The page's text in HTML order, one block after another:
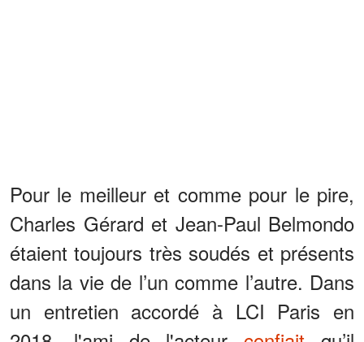
Pour le meilleur et comme pour le pire,
Charles Gérard et Jean-Paul Belmondo
étaient toujours très soudés et présents
dans la vie de l’un comme l’autre. Dans
un entretien accordé à LCI Paris en